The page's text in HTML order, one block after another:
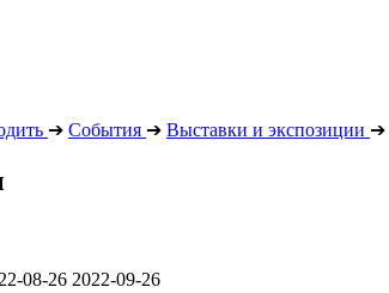
➔ События ➔ Выставки и экспозиции ➔
08-26 2022-09-26